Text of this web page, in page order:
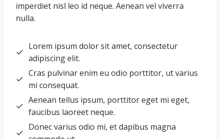
imperdiet nisl leo id neque. Aenean vel viverra
nulla.
Lorem ipsum dolor sit amet, consectetur
adipiscing elit.
Cras pulvinar enim eu odio porttitor, ut varius
mi consequat.
Aenean tellus ipsum, porttitor eget mi eget,
faucibus laoreet neque.
Donec varius odio mi, et dapibus magna